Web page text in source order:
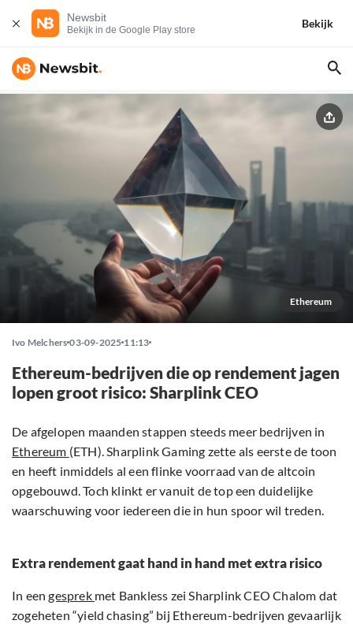
Newsbit
Bekijk in de Google Play store
Bekijk
Ethereum
Ivo Melchers 03-09-2025 11:13
Ethereum-bedrijven die op rendement jagen
lopen groot risico: Sharplink CEO
De afgelopen maanden stappen steeds meer bedrijven in
Ethereum (ETH). Sharplink Gaming zette als eerste de toon
en heeft inmiddels al een flinke voorraad van de altcoin
opgebouwd. Toch klinkt er vanuit de top een duidelijke
waarschuwing voor iedereen die in hun spoor wil treden.
Extra rendement gaat hand in hand met extra risico
In eengesprek met Bankless zei Sharplink CEO Chalom dat
zogeheten “yield chasing” bij Ethereum-bedrijven gevaarlijk